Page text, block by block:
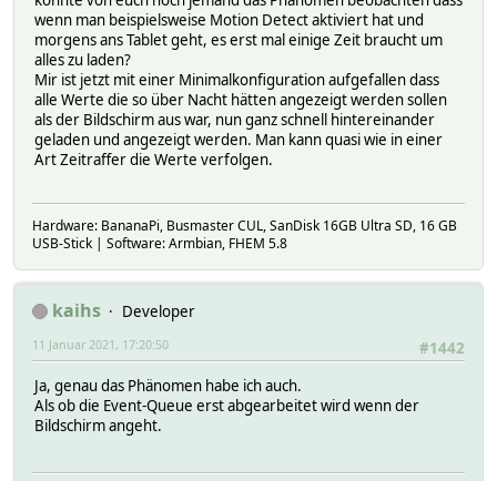
wenn man beispielsweise Motion Detect aktiviert hat und
morgens ans Tablet geht, es erst mal einige Zeit braucht um
alles zu laden?
Mir ist jetzt mit einer Minimalkonfiguration aufgefallen dass
alle Werte die so über Nacht hätten angezeigt werden sollen
als der Bildschirm aus war, nun ganz schnell hintereinander
geladen und angezeigt werden. Man kann quasi wie in einer
Art Zeitraffer die Werte verfolgen.
Hardware: BananaPi, Busmaster CUL, SanDisk 16GB Ultra SD, 16 GB
USB-Stick | Software: Armbian, FHEM 5.8
kaihs
Developer
#1442
11 Januar 2021, 17:20:50
Ja, genau das Phänomen habe ich auch.
Als ob die Event-Queue erst abgearbeitet wird wenn der
Bildschirm angeht.